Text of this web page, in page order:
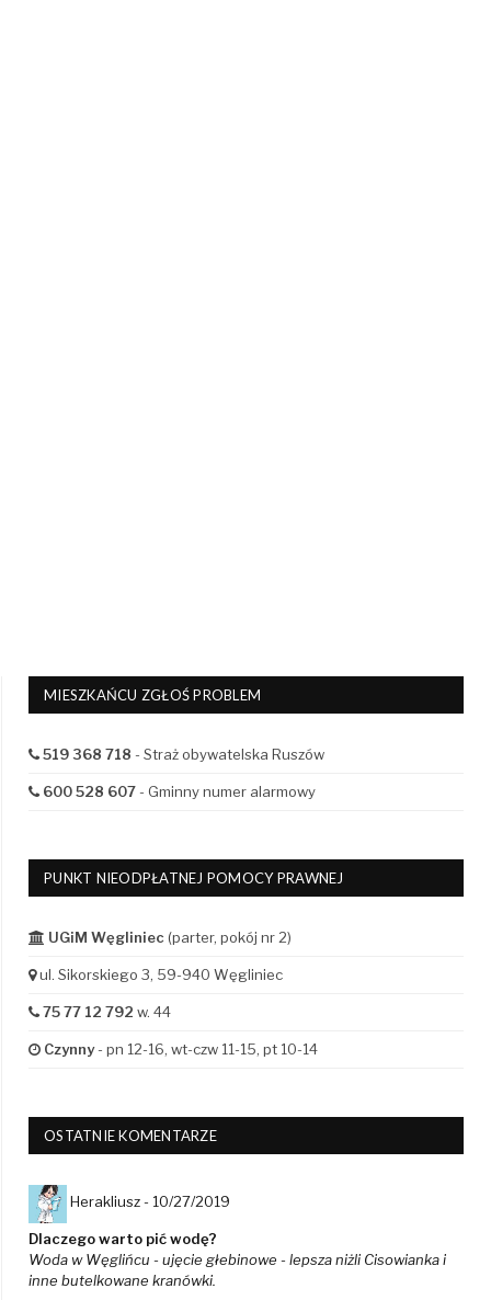
MIESZKAŃCU ZGŁOŚ PROBLEM
519 368 718 - Straż obywatelska Ruszów
600 528 607- Gminny numer alarmowy
PUNKT NIEODPŁATNEJ POMOCY PRAWNEJ
UGiM Węgliniec (parter, pokój nr 2)
ul. Sikorskiego 3, 59-940 Węgliniec
75 77 12 792 w. 44
Czynny- pn 12-16, wt-czw 11-15, pt 10-14
OSTATNIE KOMENTARZE
Herakliusz - 10/27/2019
Dlaczego warto pić wodę?
Woda w Węglińcu - ujęcie głebinowe - lepsza niżli Cisowianka i
inne butelkowane kranówki.